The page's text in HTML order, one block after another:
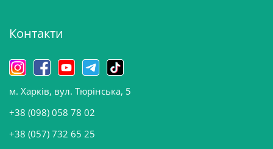
в
н
о
в
и
Контакти
м. Харків, вул. Тюрінська, 5
+38 (098) 058 78 02
+38 (057) 732 65 25